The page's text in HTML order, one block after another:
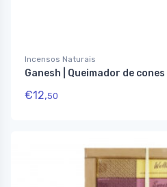
Incensos Naturais
Ganesh | Queimador de
€12,50